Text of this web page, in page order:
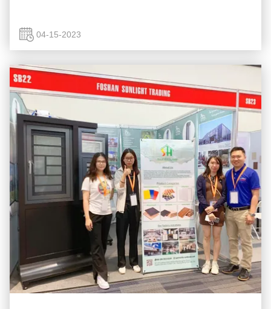
04-15-2023